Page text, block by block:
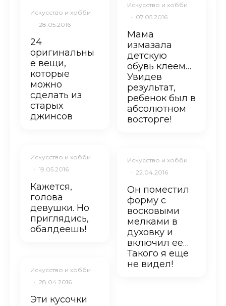
Искусство и хобби
· 28.05.2016
24
оригинальны
е вещи,
которые
можно
сделать из
старых
джинсов
Искусство и хобби
· 19.05.2016
Кажется,
голова
девушки. Но
приглядись,
обалдеешь!
Искусство и хобби
· 28.04.2016
Эти кусочки
Искусство и хобби
· 07.05.2016
Мама
измазала
детскую
обувь клеем…
Увидев
результат,
ребенок был в
абсолютном
восторге!
Искусство и хобби
· 22.04.2016
Он поместил
форму с
восковыми
мелками в
духовку и
включил ее…
Такого я еще
не видел!